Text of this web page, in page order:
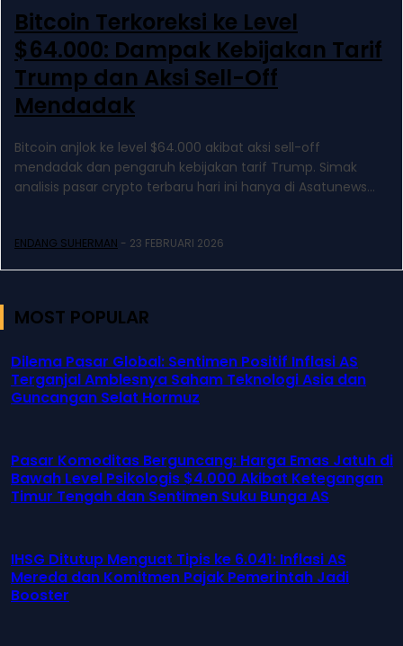
Bitcoin Terkoreksi ke Level
$64.000: Dampak Kebijakan Tarif
Trump dan Aksi Sell-Off
Mendadak
Bitcoin anjlok ke level $64.000 akibat aksi sell-off
mendadak dan pengaruh kebijakan tarif Trump. Simak
analisis pasar crypto terbaru hari ini hanya di Asatunews...
ENDANG SUHERMAN - 23 FEBRUARI 2026
MOST POPULAR
Dilema Pasar Global: Sentimen Positif Inflasi AS
Terganjal Amblesnya Saham Teknologi Asia dan
Guncangan Selat Hormuz
Pasar Komoditas Berguncang: Harga Emas Jatuh di
Bawah Level Psikologis $4.000 Akibat Ketegangan
Timur Tengah dan Sentimen Suku Bunga AS
IHSG Ditutup Menguat Tipis ke 6.041: Inflasi AS
Mereda dan Komitmen Pajak Pemerintah Jadi
Booster